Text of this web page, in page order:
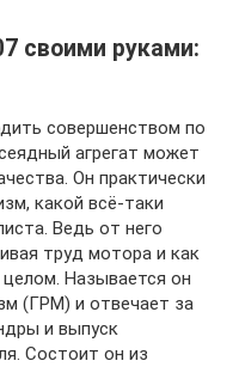
своими руками:
совершенством по
агрегат может
Он практически
какой всё-таки
Ведь от него
труд мотора и как
целом. Называется он
(ГРМ) и отвечает за
и выпуск
Состоит он из